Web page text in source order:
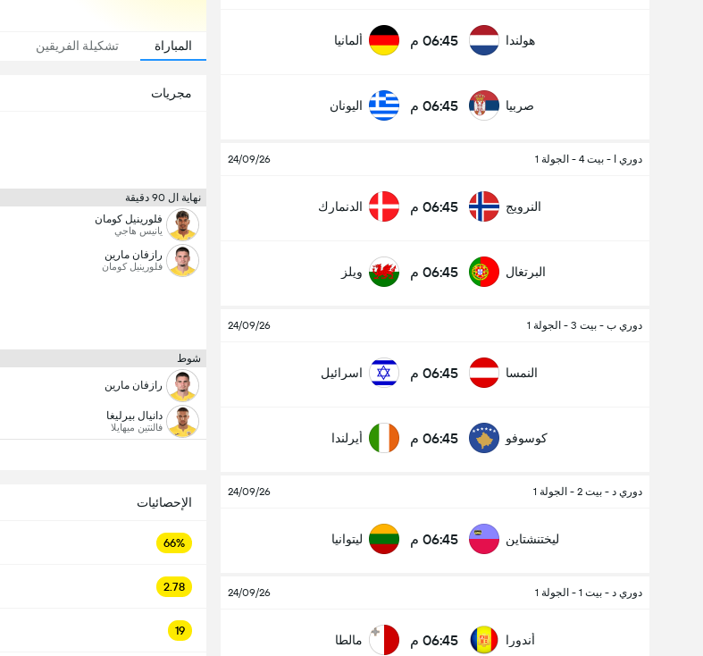
هولندا 06:45 م ألمانيا
صربيا 06:45 م اليونان
دوري ا - بيت 4 - الجولة 1 24/09/26
النرويج 06:45 م الدنمارك
البرتغال 06:45 م ويلز
دوري ب - بيت 3 - الجولة 1 24/09/26
النمسا 06:45 م اسرائيل
كوسوفو 06:45 م أيرلندا
دوري د - بيت 2 - الجولة 1 24/09/26
ليختنشتاين 06:45 م ليتوانيا
دوري د - بيت 1 - الجولة 1 24/09/26
أندورا 06:45 م مالطا
المباراة تشكيلة الفريقين
مجريات
نهاية ال 90 دقيقة
فلورينيل كومان
يانيس هاجي
رازفان مارين
فلورينيل كومان
شوط
رازفان مارين
دانيال بيرليغا
فالنتين ميهايلا
الإحصائيات
66%
2.78
19